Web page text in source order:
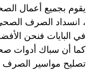
يقوم بجميع أعمال
، انسداد الصرف
في البايات فنحن
كما أن سباك أدوات
تصليح مواسير